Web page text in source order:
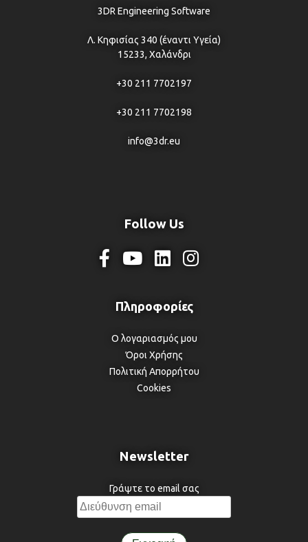
3DR Engineering Software
Λ. Κηφισίας 340 (έναντι Υγεία)
15233, Χαλάνδρι
+30 211 7702197
+30 211 7702198
info@3dr.eu
Follow Us
Ο λογαριασμός μου
Όροι Χρήσης
Πολιτική Απορρήτου
Cookies
Newsletter
Γράψτε το email σας